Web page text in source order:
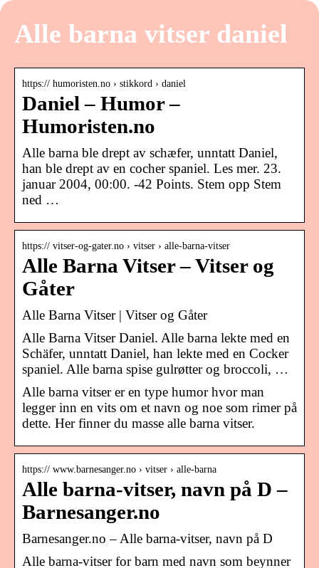
Alle barna vitser daniel
https:// humoristen.no › stikkord › daniel
Daniel – Humor –
Humoristen.no
Alle barna ble drept av schæfer, unntatt Daniel,
han ble drept av en cocher spaniel. Les mer. 23.
januar 2004, 00:00. -42 Points. Stem opp Stem
ned …
https:// vitser-og-gater.no › vitser › alle-barna-vitser
Alle Barna Vitser – Vitser og
Gåter
Alle Barna Vitser | Vitser og Gåter
Alle Barna Vitser Daniel. Alle barna lekte med en
Schäfer, unntatt Daniel, han lekte med en Cocker
spaniel. Alle barna spise gulrøtter og broccoli, …
Alle barna vitser er en type humor hvor man
legger inn en vits om et navn og noe som rimer på
dette. Her finner du masse alle barna vitser.
https:// www.barnesanger.no › vitser › alle-barna
Alle barna-vitser, navn på D –
Barnesanger.no
Barnesanger.no – Alle barna-vitser, navn på D
Alle barna-vitser for barn med navn som beynner